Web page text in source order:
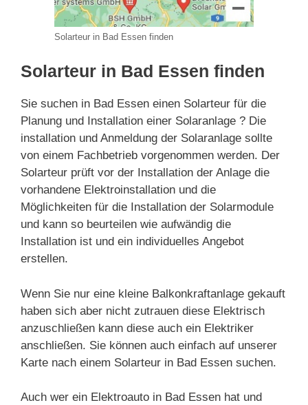
Solarteur in Bad Essen finden
Solarteur in Bad Essen finden
Sie suchen in Bad Essen einen Solarteur für die
Planung und Installation einer Solaranlage ? Die
installation und Anmeldung der Solaranlage sollte
von einem Fachbetrieb vorgenommen werden. Der
Solarteur prüft vor der Installation der Anlage die
vorhandene Elektroinstallation und die
Möglichkeiten für die Installation der Solarmodule
und kann so beurteilen wie aufwändig die
Installation ist und ein individuelles Angebot
erstellen.
Wenn Sie nur eine kleine Balkonkraftanlage gekauft
haben sich aber nicht zutrauen diese Elektrisch
anzuschließen kann diese auch ein Elektriker
anschließen. Sie können auch einfach auf unserer
Karte nach einem Solarteur in Bad Essen suchen.
Auch wer ein Elektroauto in Bad Essen hat und